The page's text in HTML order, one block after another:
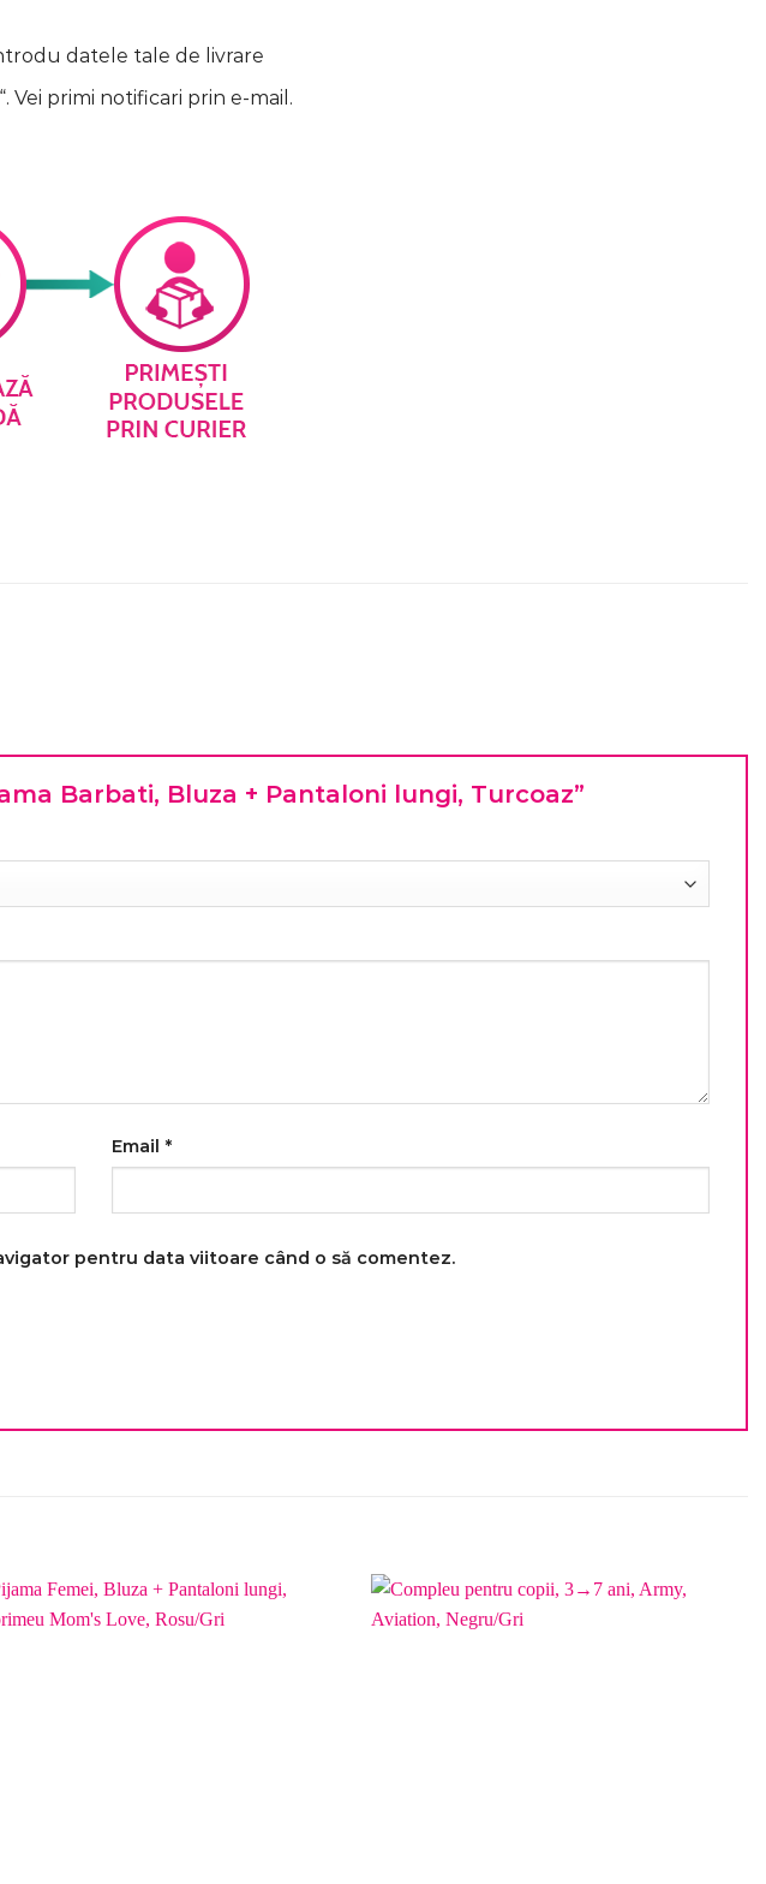
datele tale de livrare
“. Vei primi notificari prin e-mail.
Barbati, Bluza + Pantaloni lungi, Turcoaz”
Email *
pentru data viitoare când o să comentez.